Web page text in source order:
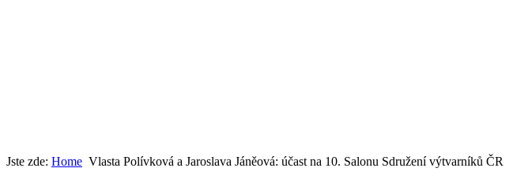
Jste zde: Home Vlasta Polívková a Jaroslava Jáněová: účast na 10. Salonu Sdružení výtvarníků ČR